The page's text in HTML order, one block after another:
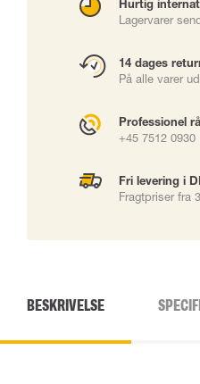
Hurtig
Lagervarer
14 dages
På alle varer
Professionel
+45 7512 0930
Fri levering i
Fragtpriser fra
BESKRIVELSE